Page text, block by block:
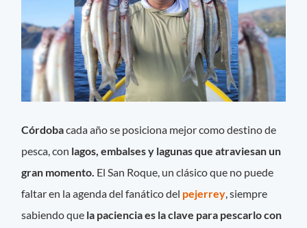
Córdobacada año se posiciona mejor como destino de
pesca, con lagos, embalses y lagunas que atraviesan un
gran momento. El San Roque, un clásico que no puede
faltar en la agenda del fanático del pejerrey , siempre
sabiendo que la paciencia es la clave para pescarlo con